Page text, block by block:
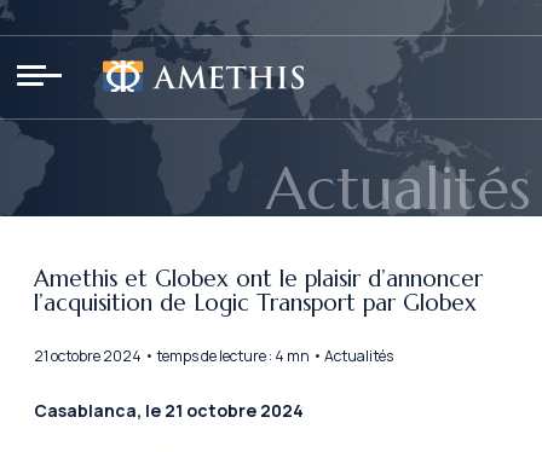
Actualités
Amethis et Globex ont le plaisir d’annoncer
l’acquisition de Logic Transport par Globex
21 octobre 2024 • temps de lecture : 4 mn • Actualités
Casablanca, le 21 octobre 2024
Panneau de gestion des cookies